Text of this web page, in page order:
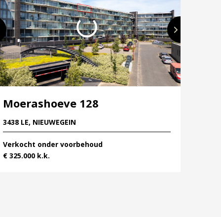
Moerashoeve 128
3438 LE, NIEUWEGEIN
Verkocht onder voorbehoud
€ 325.000 k.k.